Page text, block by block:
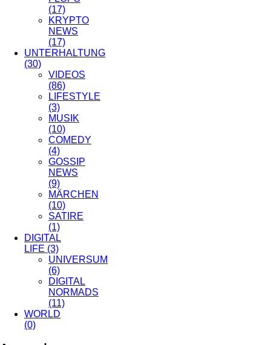
(17)
KRYPTO
NEWS
(17)
UNTERHALTUNG
(30)
VIDEOS
(86)
LIFESTYLE
(3)
MUSIK
(10)
COMEDY
(4)
GOSSIP
NEWS
(9)
MÄRCHEN
(10)
SATIRE
(1)
DIGITAL
LIFE (3)
UNIVERSUM
(6)
DIGITAL
NORMADS
(11)
WORLD
(0)